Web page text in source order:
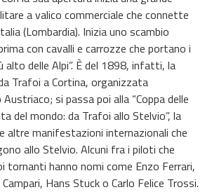
a valico commerciale che connette
(Lombardia). Inizia uno scambio
con cavalli e carrozze che portano i
alto delle Alpi”. È del 1898, infatti, la
Trafoi a Cortina, organizzata
Austriaco; si passa poi alla “Coppa delle
del mondo: da Trafoi allo Stelvio”, la
altre manifestazioni internazionali che
allo Stelvio. Alcuni fra i piloti che
tornanti hanno nomi come Enzo Ferrari,
Hans Stuck o Carlo Felice Trossi.